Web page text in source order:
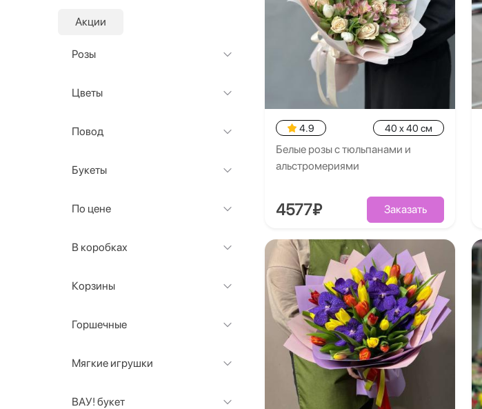
Акции
Розы
Цветы
Повод
Букеты
По цене
В коробках
Корзины
Горшечные
Мягкие игрушки
ВАУ! букет
4.9 40 x 40 см
Белые розы с тюльпанами и
альстромериями
4577₽ Заказать